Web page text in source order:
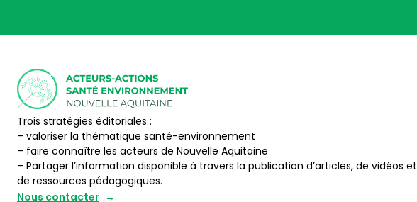
Trois stratégies éditoriales :
– valoriser la thématique santé-environnement
– faire connaître les acteurs de Nouvelle Aquitaine
– Partager l’information disponible à travers la publication d’articles, de vidéos et
de ressources pédagogiques.
Nous contacter